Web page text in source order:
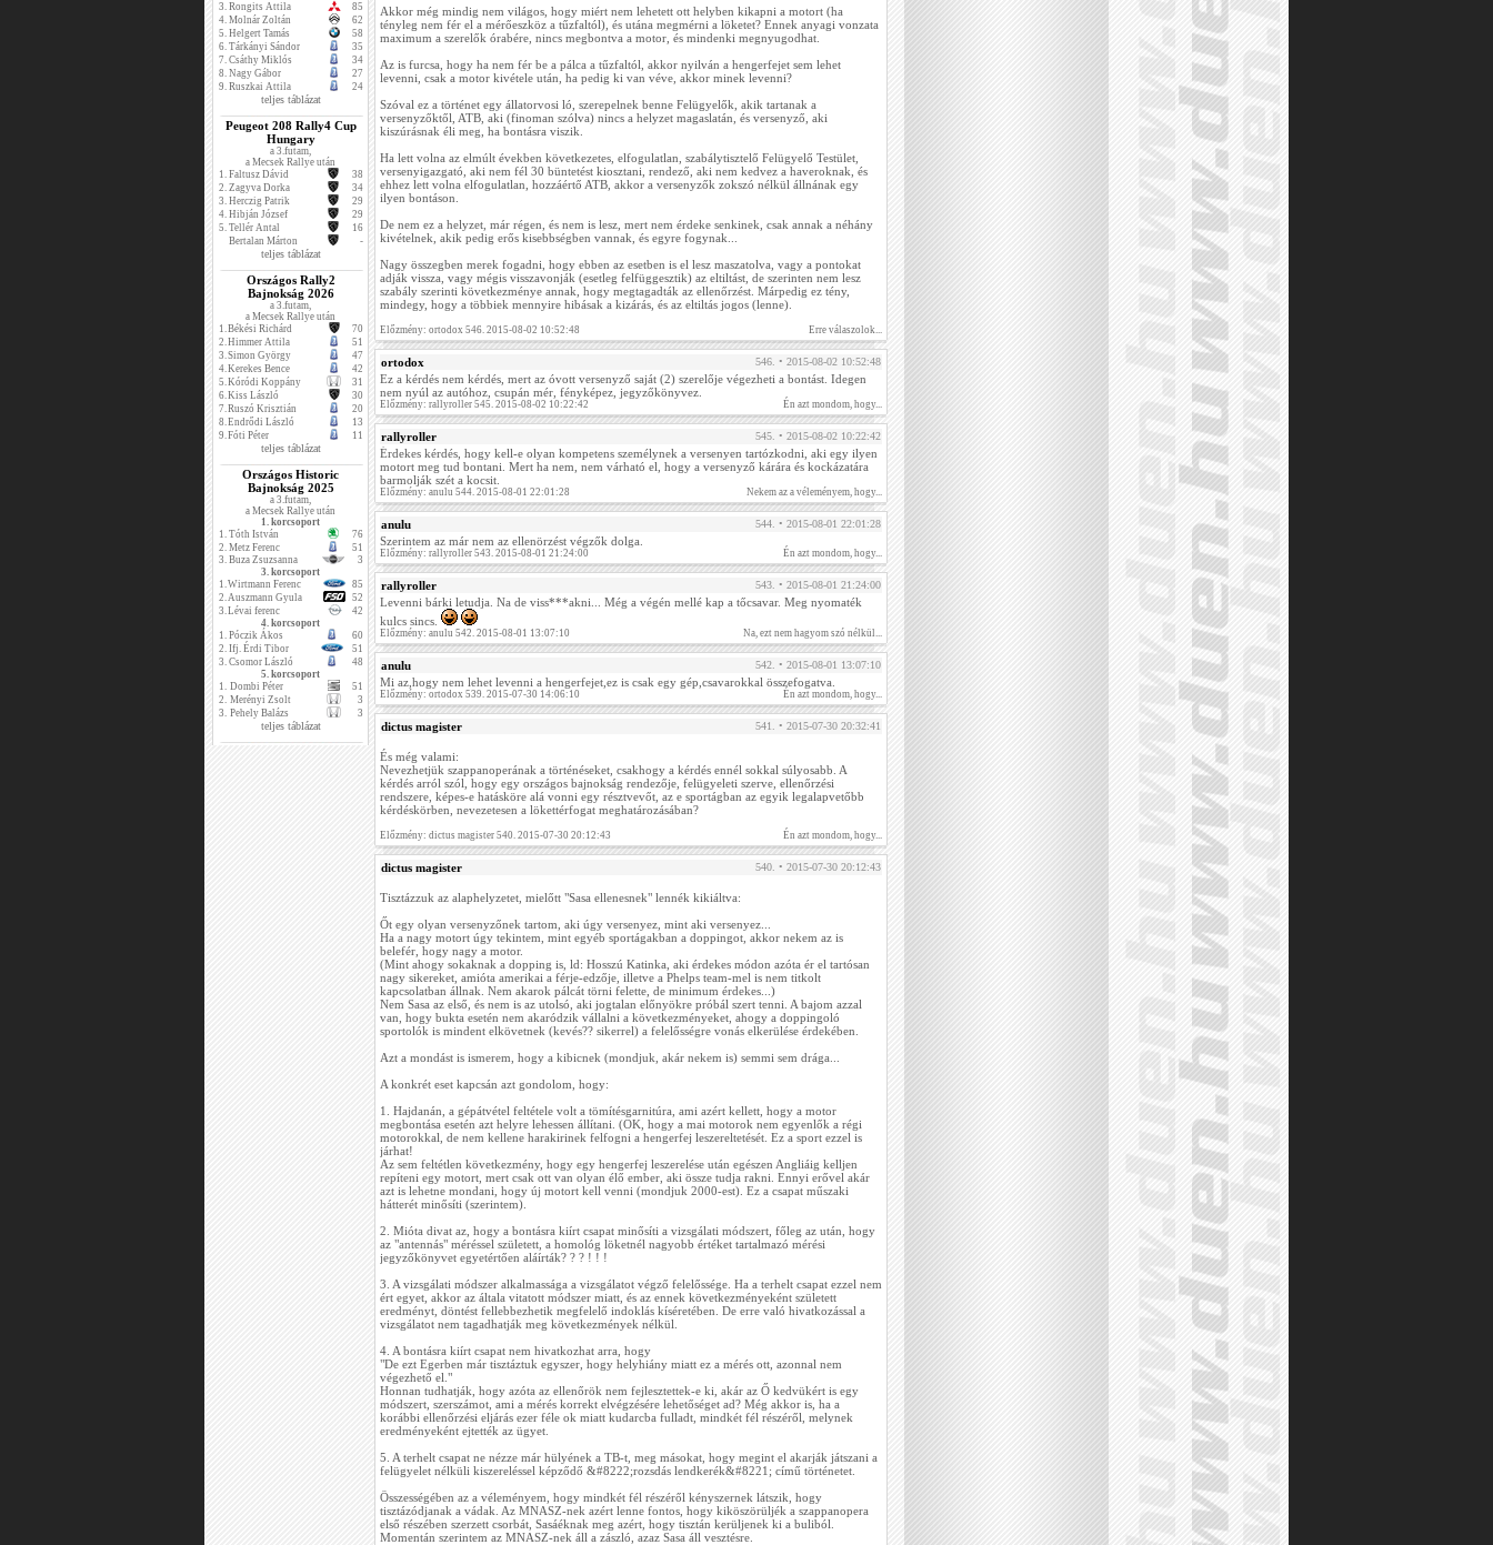
3. Rongits Attila
85
4. Molnár Zoltán
62
5. Helgert Tamás
58
6. Tárkányi Sándor
35
7. Csáthy Miklós
34
8. Nagy Gábor
27
9. Ruszkai Attila 24
teljes táblázat
Peugeot 208 Rally4 Cup
Hungary
a 3.futam,
a Mecsek Rallye után
1. Faltusz Dávid
38
2. Zagyva Dorka
34
3. Herczig Patrik
29
4. Hibján József
29
5. Tellér Antal
16
Bertalan Márton
-
teljes táblázat
Országos Rally2
Bajnokság 2026
a 3.futam,
a Mecsek Rallye után
1.Békési Richárd
70
2.Himmer Attila
51
3.Simon György
47
4.Kerekes Bence
42
5.Kóródi Koppány
31
6.Kiss László
30
7.Ruszó Krisztián
20
8.Endrődi László
13
9.Fóti Péter 11
teljes táblázat
Országos Historic
Bajnokság 2025
a 3.futam,
a Mecsek Rallye után
1. korcsoport
1. Tóth István
76
2. Metz Ferenc
51
3. Buza Zsuzsanna
3
3. korcsoport
1.Wirtmann Ferenc
85
2.Auszmann Gyula
52
3.Lévai ferenc
42
4. korcsoport
1. Póczik Ákos
60
2. Ifj. Érdi Tibor
51
3. Csomor László
48
5. korcsoport
1. Dombi Péter
51
2. Merényi Zsolt
3
3. Pehely Balázs 3
teljes táblázat
Akkor még mindig nem világos, hogy miért nem lehetett ott helyben kikapni a motort (ha
tényleg nem fér el a mérőeszköz a tűzfaltól), és utána megmérni a löketet? Ennek anyagi vonzata
maximum a szerelők órabére, nincs megbontva a motor, és mindenki megnyugodhat.
Az is furcsa, hogy ha nem fér be a pálca a tűzfaltól, akkor nyilván a hengerfejet sem lehet
levenni, csak a motor kivétele után, ha pedig ki van véve, akkor minek levenni?
Szóval ez a történet egy állatorvosi ló, szerepelnek benne Felügyelők, akik tartanak a
versenyzőktől, ATB, aki (finoman szólva) nincs a helyzet magaslatán, és versenyző, aki
kiszúrásnak éli meg, ha bontásra viszik.
Ha lett volna az elmúlt években következetes, elfogulatlan, szabálytisztelő Felügyelő Testület,
versenyigazgató, aki nem fél 30 büntetést kiosztani, rendező, aki nem kedvez a haveroknak, és
ehhez lett volna elfogulatlan, hozzáértő ATB, akkor a versenyzők zokszó nélkül állnának egy
ilyen bontáson.
De nem ez a helyzet, már régen, és nem is lesz, mert nem érdeke senkinek, csak annak a néhány
kivételnek, akik pedig erős kisebbségben vannak, és egyre fogynak...
Nagy összegben merek fogadni, hogy ebben az esetben is el lesz maszatolva, vagy a pontokat
adják vissza, vagy mégis visszavonják (esetleg felfüggesztik) az eltiltást, de szerinten nem lesz
szabály szerinti következménye annak, hogy megtagadták az ellenőrzést. Márpedig ez tény,
mindegy, hogy a többiek mennyire hibásak a kizárás, és az eltiltás jogos (lenne).
Előzmény: ortodox 546. 2015-08-02 10:52:48 Erre válaszolok...
ortodox 546. • 2015-08-02 10:52:48
Ez a kérdés nem kérdés, mert az óvott versenyző saját (2) szerelője végezheti a bontást. Idegen
nem nyúl az autóhoz, csupán mér, fényképez, jegyzőkönyvez.
Előzmény: rallyroller 545. 2015-08-02 10:22:42 Én azt mondom, hogy...
rallyroller 545. • 2015-08-02 10:22:42
Érdekes kérdés, hogy kell-e olyan kompetens személynek a versenyen tartózkodni, aki egy ilyen
motort meg tud bontani. Mert ha nem, nem várható el, hogy a versenyző kárára és kockázatára
barmolják szét a kocsit.
Előzmény: anulu 544. 2015-08-01 22:01:28 Nekem az a véleményem, hogy...
anulu 544. • 2015-08-01 22:01:28
Szerintem az már nem az ellenörzést végzők dolga.
Előzmény: rallyroller 543. 2015-08-01 21:24:00 Én azt mondom, hogy...
rallyroller 543. • 2015-08-01 21:24:00
Levenni bárki letudja. Na de viss***akni... Még a végén mellé kap a tőcsavar. Meg nyomaték
kulcs sincs.
Előzmény: anulu 542. 2015-08-01 13:07:10 Na, ezt nem hagyom szó nélkül...
anulu 542. • 2015-08-01 13:07:10
Mi az,hogy nem lehet levenni a hengerfejet,ez is csak egy gép,csavarokkal összefogatva.
Előzmény: ortodox 539. 2015-07-30 14:06:10 Én azt mondom, hogy...
dictus magister 541. • 2015-07-30 20:32:41
És még valami:
Nevezhetjük szappanoperának a történéseket, csakhogy a kérdés ennél sokkal súlyosabb. A
kérdés arról szól, hogy egy országos bajnokság rendezője, felügyeleti szerve, ellenőrzési
rendszere, képes-e hatásköre alá vonni egy résztvevőt, az e sportágban az egyik legalapvetőbb
kérdéskörben, nevezetesen a lökettérfogat meghatározásában?
Előzmény: dictus magister 540. 2015-07-30 20:12:43 Én azt mondom, hogy...
dictus magister 540. • 2015-07-30 20:12:43
Tisztázzuk az alaphelyzetet, mielőtt "Sasa ellenesnek" lennék kikiáltva:
Őt egy olyan versenyzőnek tartom, aki úgy versenyez, mint aki versenyez...
Ha a nagy motort úgy tekintem, mint egyéb sportágakban a doppingot, akkor nekem az is
belefér, hogy nagy a motor.
(Mint ahogy sokaknak a dopping is, ld: Hosszú Katinka, aki érdekes módon azóta ér el tartósan
nagy sikereket, amióta amerikai a férje-edzője, illetve a Phelps team-mel is nem titkolt
kapcsolatban állnak. Nem akarok pálcát törni felette, de minimum érdekes...)
Nem Sasa az első, és nem is az utolsó, aki jogtalan előnyökre próbál szert tenni. A bajom azzal
van, hogy bukta esetén nem akaródzik vállalni a következményeket, ahogy a doppingoló
sportolók is mindent elkövetnek (kevés?? sikerrel) a felelősségre vonás elkerülése érdekében.
Azt a mondást is ismerem, hogy a kibicnek (mondjuk, akár nekem is) semmi sem drága...
A konkrét eset kapcsán azt gondolom, hogy:
1. Hajdanán, a gépátvétel feltétele volt a tömítésgarnitúra, ami azért kellett, hogy a motor
megbontása esetén azt helyre lehessen állítani. (OK, hogy a mai motorok nem egyenlők a régi
motorokkal, de nem kellene harakirinek felfogni a hengerfej leszereltetését. Ez a sport ezzel is
járhat!
Az sem feltétlen következmény, hogy egy hengerfej leszerelése után egészen Angliáig kelljen
repíteni egy motort, mert csak ott van olyan élő ember, aki össze tudja rakni. Ennyi erővel akár
azt is lehetne mondani, hogy új motort kell venni (mondjuk 2000-est). Ez a csapat műszaki
hátterét minősíti (szerintem).
2. Mióta divat az, hogy a bontásra kiírt csapat minősíti a vizsgálati módszert, főleg az után, hogy
az "antennás" méréssel született, a homológ löketnél nagyobb értéket tartalmazó mérési
jegyzőkönyvet egyetértően aláírták? ? ? ! ! !
3. A vizsgálati módszer alkalmassága a vizsgálatot végző felelőssége. Ha a terhelt csapat ezzel nem
ért egyet, akkor az általa vitatott módszer miatt, és az ennek következményeként született
eredményt, döntést fellebbezhetik megfelelő indoklás kíséretében. De erre való hivatkozással a
vizsgálatot nem tagadhatják meg következmények nélkül.
4. A bontásra kiírt csapat nem hivatkozhat arra, hogy
"De ezt Egerben már tisztáztuk egyszer, hogy helyhiány miatt ez a mérés ott, azonnal nem
végezhető el."
Honnan tudhatják, hogy azóta az ellenőrök nem fejlesztettek-e ki, akár az Ő kedvükért is egy
módszert, szerszámot, ami a mérés korrekt elvégzésére lehetőséget ad? Még akkor is, ha a
korábbi ellenőrzési eljárás ezer féle ok miatt kudarcba fulladt, mindkét fél részéről, melynek
eredményeként ejtették az ügyet.
5. A terhelt csapat ne nézze már hülyének a TB-t, meg másokat, hogy megint el akarják játszani a
felügyelet nélküli kiszereléssel képződő &#8222;rozsdás lendkerék&#8221; című történetet.
Összességében az a véleményem, hogy mindkét fél részéről kényszernek látszik, hogy
tisztázódjanak a vádak. Az MNASZ-nek azért lenne fontos, hogy kiköszörüljék a szappanopera
első részében szerzett csorbát, Sasáéknak meg azért, hogy tisztán kerüljenek ki a buliból.
Momentán szerintem az MNASZ-nek áll a zászló, azaz Sasa áll vesztésre.